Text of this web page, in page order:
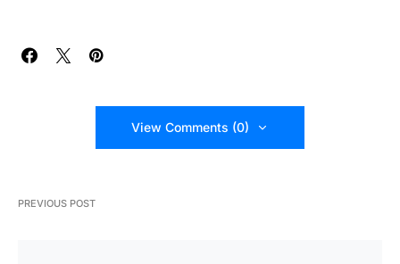
View Comments (0)
PREVIOUS POST